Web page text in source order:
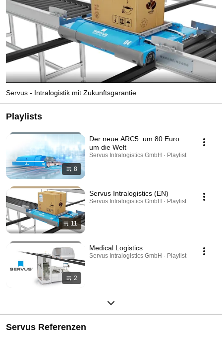
Servus - Intralogistik mit Zukunftsgarantie
Playlists
8
Der neue ARC5: um 80 Euro
um die Welt
Servus Intralogistics GmbH · Playlist
11
Servus Intralogistics (EN)
Servus Intralogistics GmbH · Playlist
2
Medical Logistics
Servus Intralogistics GmbH · Playlist
Servus Referenzen